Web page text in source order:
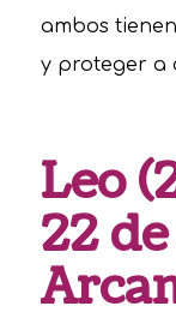
ambos
y proteger a
Leo
22